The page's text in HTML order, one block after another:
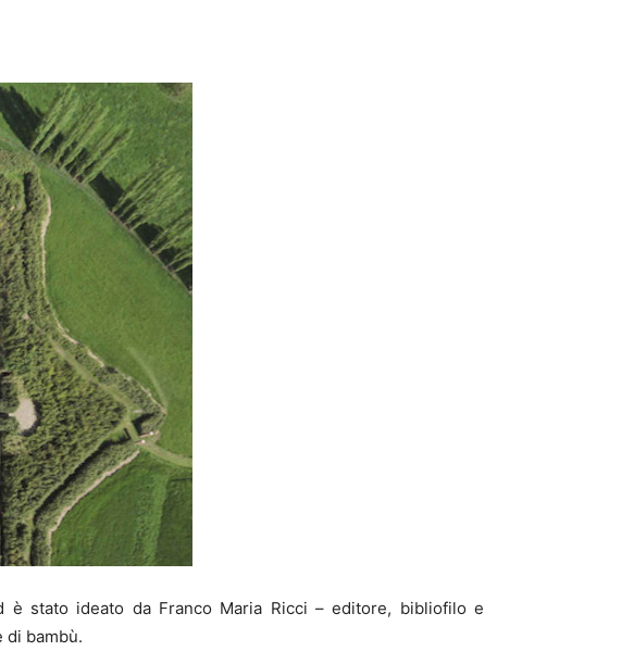
è stato ideato da Franco Maria Ricci – editore, bibliofilo e
di bambù.